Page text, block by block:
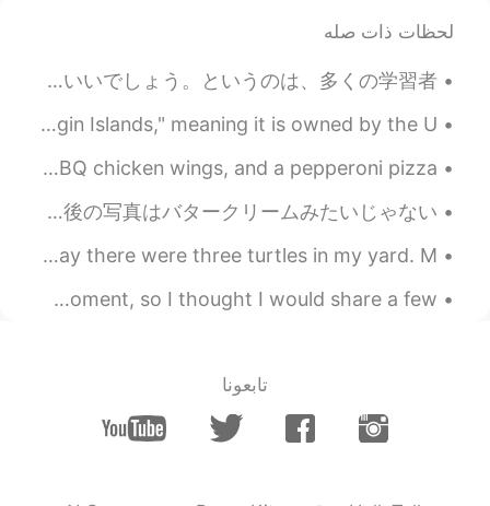
لحظات ذات صله
どうやって英語を勉強すれば上達するの、みたいな質問をときどき受けますが、自分がいつも勧めている学習法はやはり読書です。ただ、「文学」を読むことは避けたほうがいいでしょう。というのは、多くの学習者...
I went to St. Croix! St. Croix is one of the "U.S. Virgin Islands," meaning it is owned by the U....
My kids wanted comfort food tonight, so a big pile of BBQ chicken wings, and a pepperoni pizza! ...
改造は料理みたい。😜 料理人は野菜を綺麗に切って欲しい。お皿に丁寧に並ぶ。この写真の版みたい。😝2番の写真は手作りパスタとかパンを作り方みたいでしょ。😜最後の写真はバタークリームみたいじゃない...
今日は庭にかめが三びきいました。私のおっとはおもしろいしゃしんをとりました。ここはたくさんかめがいます。 Today there were three turtles in my yard. M...
Good morning my friends, I’m having a quick break at the moment, so I thought I would share a few...
تابعونا